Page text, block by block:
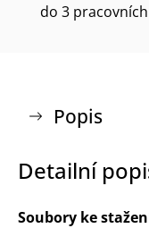
do 3
Popis
Detailní
Soubory ke